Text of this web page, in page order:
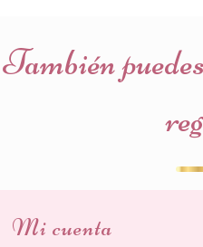
También
Mi cuenta